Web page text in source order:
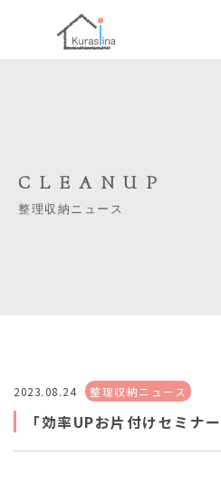
CLEANUP
整理収納ニュース
2023.08.24 整理収納ニュース
「効率UPお片付けセミナ